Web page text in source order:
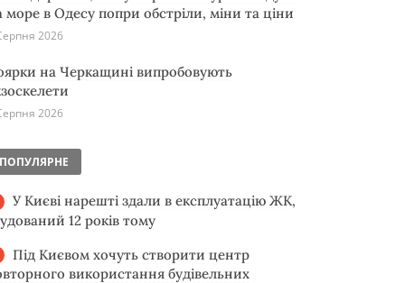
море в Одесу попри обстріли, міни та ціни
2026
на Черкащині випробовують
2026
ПОПУЛЯРНЕ
У Києві нарешті здали в експлуатацію ЖК,
12 років тому
Під Києвом хочуть створити центр
використання будівельних